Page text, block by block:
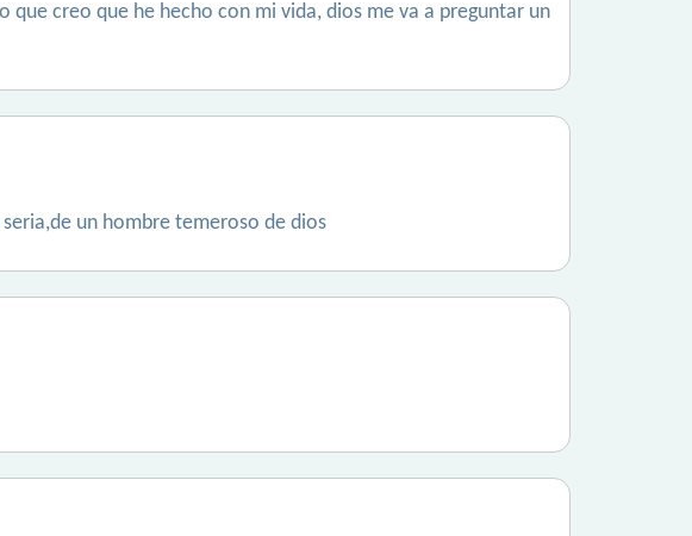
creo que he hecho con mi vida, dios me va a preguntar un
un hombre temeroso de dios